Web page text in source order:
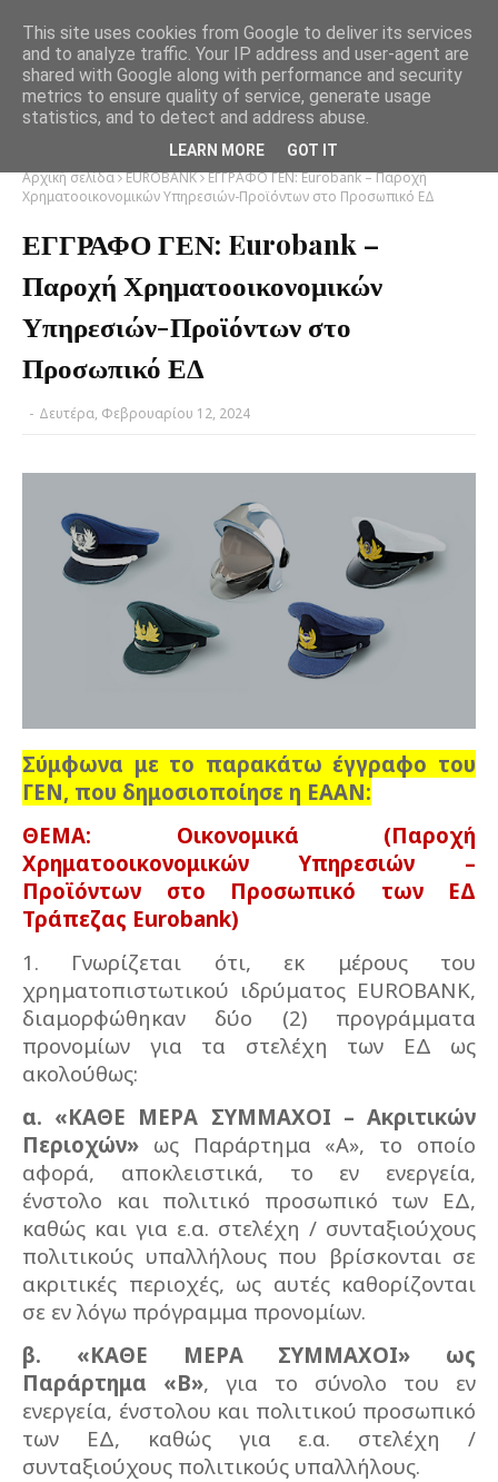
Αρχική σελίδα EUROBANK ΕΓΓΡΑΦΟ ΓΕΝ: Eurobank – Παροχή
Χρηματοοικονομικών Υπηρεσιών-Προϊόντων στο Προσωπικό ΕΔ
ΕΓΓΡΑΦΟ ΓΕΝ: Eurobank –
Παροχή Χρηματοοικονομικών
Υπηρεσιών-Προϊόντων στο
Προσωπικό ΕΔ
- Δευτέρα, Φεβρουαρίου 12, 2024
Σύμφωνα με το παρακάτω έγγραφο του
ΓΕΝ, που δημοσιοποίησε η ΕΑΑΝ:
ΘΕΜΑ: Οικονομικά (Παροχή
Χρηματοοικονομικών Υπηρεσιών –
Προϊόντων στο Προσωπικό των ΕΔ
Τράπεζας Eurobank)
1. Γνωρίζεται ότι, εκ μέρους του
χρηματοπιστωτικού ιδρύματος EUROBANK,
διαμορφώθηκαν δύο (2) προγράμματα
προνομίων για τα στελέχη των ΕΔ ως
ακολούθως:
α. «ΚΑΘΕ ΜΕΡΑ ΣΥΜΜΑΧΟΙ – Ακριτικών
Περιοχών» ως Παράρτημα «Α», το οποίο
αφορά, αποκλειστικά, το εν ενεργεία,
ένστολο και πολιτικό προσωπικό των ΕΔ,
καθώς και για ε.α. στελέχη / συνταξιούχους
πολιτικούς υπαλλήλους που βρίσκονται σε
ακριτικές περιοχές, ως αυτές καθορίζονται
σε εν λόγω πρόγραμμα προνομίων.
β. «ΚΑΘΕ ΜΕΡΑ ΣΥΜΜΑΧΟΙ» ως
Παράρτημα «Β», για το σύνολο του εν
ενεργεία, ένστολου και πολιτικού προσωπικό
των ΕΔ, καθώς για ε.α. στελέχη /
συνταξιούχους πολιτικούς υπαλλήλους.
This site uses cookies from Google to deliver its services
and to analyze traffic. Your IP address and user-agent are
shared with Google along with performance and security
metrics to ensure quality of service, generate usage
statistics, and to detect and address abuse.
LEARN MORE GOT IT